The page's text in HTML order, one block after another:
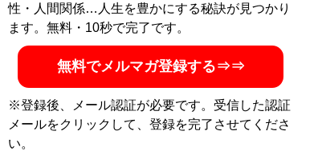
性・人間関係…人生を豊かにする秘訣が見つかり
ます。無料・10秒で完了です。
無料でメルマガ登録する⇒⇒
※登録後、メール認証が必要です。受信した認証
メールをクリックして、登録を完了させてくださ
い。